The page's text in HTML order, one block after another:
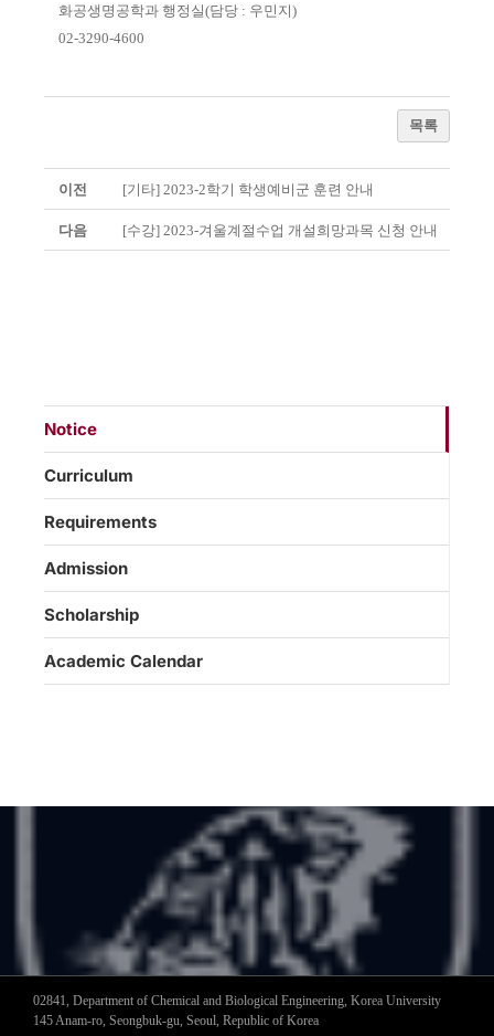
화공생명공학과 행정실(담당 : 우민지)
02-3290-4600
목록
이전 [기타] 2023-2학기 학생예비군 훈련 안내
다음 [수강] 2023-겨울계절수업 개설희망과목 신청 안내
Notice
Curriculum
Requirements
Admission
Scholarship
Academic Calendar
02841, Department of Chemical and Biological Engineering, Korea University
145 Anam-ro, Seongbuk-gu, Seoul, Republic of Korea